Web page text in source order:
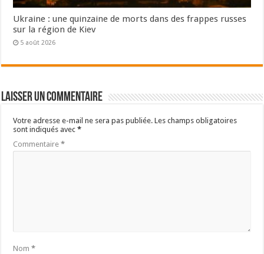
Ukraine : une quinzaine de morts dans des frappes russes
sur la région de Kiev
5 août 2026
Laisser un commentaire
Votre adresse e-mail ne sera pas publiée. Les champs obligatoires
sont indiqués avec*
Commentaire*
Nom*